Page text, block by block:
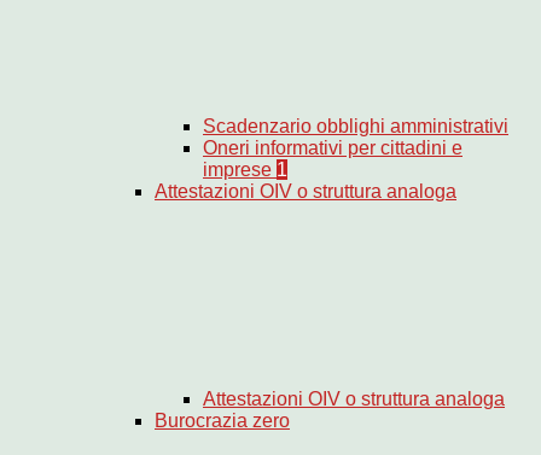
Scadenzario obblighi amministrativi
Oneri informativi per cittadini e
imprese 1
Attestazioni OIV o struttura analoga
Attestazioni OIV o struttura analoga
Burocrazia zero